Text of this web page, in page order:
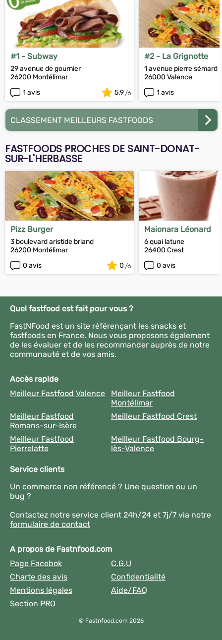
#1 - Subway
29 avenue de gournier
26200 Montélimar
1 avis
5.9
#2 - La Grignotte
1 avenue pierre sémard
26000 Valence
1 avis
CLASSEMENT MEILLEURS FASTFOODS
FASTFOODS PROCHES DE SAINT-DONAT-
SUR-L'HERBASSE
Pizz Burger
3 boulevard aristide briand
26200 Montélimar
0 avis
0
Maionara Léonard
6 quai latune
26400 Crest
0 avis
Quel fastfood est fait pour vous ?
FastNFood est un site référençant les snacks et
fastfoods en France. Nous vous proposons également
de les évaluer et de les recommander auprès de notre
communauté et de vos amis.
Accès rapide
Meilleur Fastfood Valence
Meilleur Fastfood
Montélimar
Meilleur Fastfood
Romans-sur-Isère
Meilleur Fastfood Crest
Meilleur Fastfood
Pierrelatte
Meilleur Fastfood Bourg-
lès-Valence
Service clients
Un commerce non référencé ? Une question ou un
bug ?
Contactez notre service client 24h/24 et 7j/7 via notre
formulaire de contact
A propos de Fastnfood.com
Page Facebok
C.G.U
Charte des avis
Confidentialité
Mentions légales
Aide/FAQ
Section PRO
© Fastnfood.com 2026